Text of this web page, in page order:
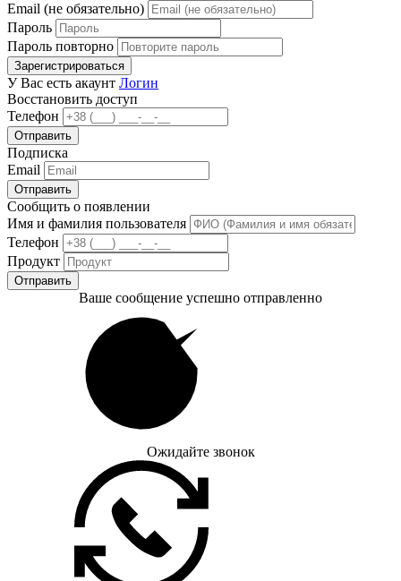
Email (не обязательно)
Пароль
Пароль повторно
Зарегистрироваться
У Вас есть акаунт Логин
Восстановить доступ
Телефон
Отправить
Подписка
Email
Отправить
Сообщить о появлении
Имя и фамилия пользователя
Телефон
Продукт
Отправить
Ваше сообщение успешно отправленно
Ожидайте звонок